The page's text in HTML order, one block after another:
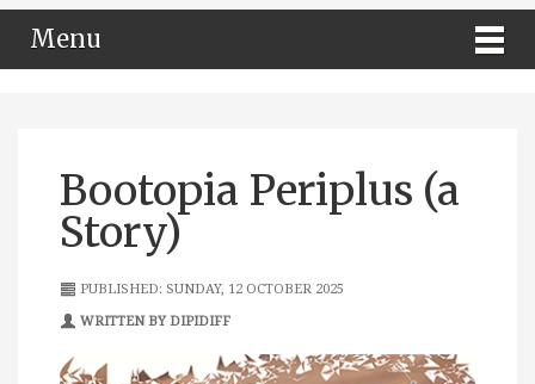
Menu
Bootopia Periplus (a
Story)
PUBLISHED: SUNDAY, 12 OCTOBER 2025
WRITTEN BY DIPIDIFF